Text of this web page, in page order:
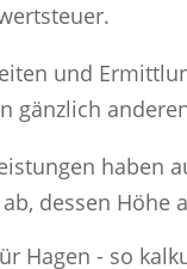
und
gänzlich
haben
dessen Höhe